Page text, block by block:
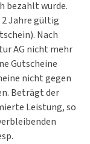
bezahlt wurde.
2 Jahre gültig
Nach
AG nicht mehr
Gutscheine
nicht gegen
Beträgt der
Leistung, so